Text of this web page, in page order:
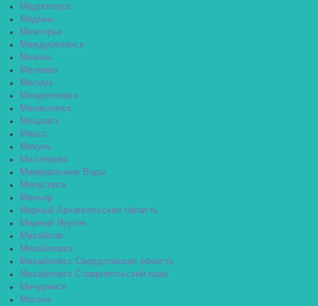
Медногорск
Медынь
Межгорье
Междуреченск
Мезень
Меленки
Мелеуз
Менделеевск
Мензелинск
Мещовск
Миасс
Микунь
Миллерово
Минеральные Воды
Минусинск
Миньяр
Мирный Архангельская область
Мирный Якутия
Михайлов
Михайловка
Михайловск Свердловская область
Михайловск Ставропольский край
Мичуринск
Могоча